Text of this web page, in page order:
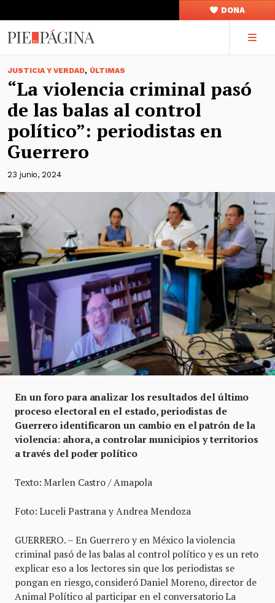
DONA
JUSTICIA Y VERDAD, ÚLTIMAS
“La violencia criminal pasó
de las balas al control
político”: periodistas en
Guerrero
23 junio, 2024
En un foro para analizar los resultados del último
proceso electoral en el estado, periodistas de
Guerrero identificaron un cambio en el patrón de la
violencia: ahora, a controlar municipios y territorios
a través del poder político
Texto: Marlen Castro / Amapola
Foto: Luceli Pastrana y Andrea Mendoza
GUERRERO. – En Guerrero y en México la violencia
criminal pasó de las balas al control político y es un reto
explicar eso a los lectores sin que los periodistas se
pongan en riesgo, consideró Daniel Moreno, director de
Animal Político al participar en el conversatorio La